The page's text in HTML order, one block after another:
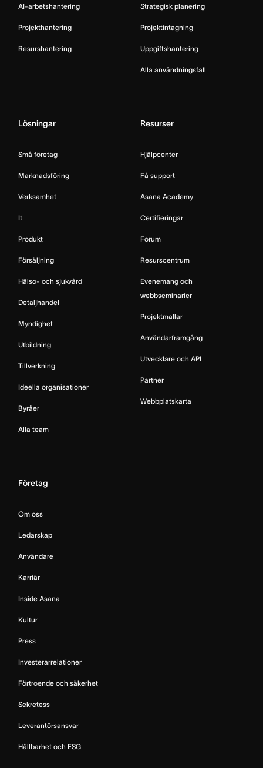
AI-arbetshantering
Projekthantering
Resurshantering
Strategisk planering
Projektintagning
Uppgiftshantering
Alla användningsfall
Lösningar
Små företag
Marknadsföring
Verksamhet
It
Produkt
Försäljning
Hälso- och sjukvård
Detaljhandel
Myndighet
Utbildning
Tillverkning
Ideella organisationer
Byråer
Alla team
Resurser
Hjälpcenter
Få support
Asana Academy
Certifieringar
Forum
Resurscentrum
Evenemang och
webbseminarier
Projektmallar
Användarframgång
Utvecklare och API
Partner
Webbplatskarta
Företag
Om oss
Ledarskap
Användare
Karriär
Inside Asana
Kultur
Press
Investerarrelationer
Förtroende och säkerhet
Sekretess
Leverantörsansvar
Hållbarhet och ESG